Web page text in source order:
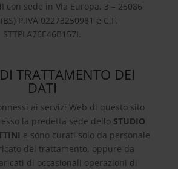
con sede in Via Europa, 3 – 25086
P.IVA 02273250981 e C.F.
STTPLA76E46B157I.
TRATTAMENTO DEI
DATI
ai servizi Web di questo sito
la predetta sede dello STUDIO
e sono curati solo da personale
del trattamento, oppure da
di occasionali operazioni di